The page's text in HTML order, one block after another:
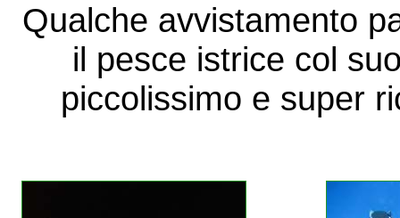
Qualche avvistamento
il pesce istrice col
piccolissimo e super